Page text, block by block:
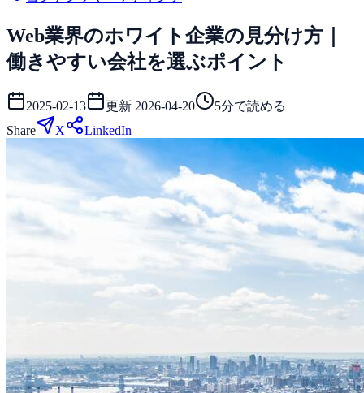
Web業界のホワイト企業の見分け方｜
働きやすい会社を選ぶポイント
2025-02-13 更新 2026-04-20 5分で読める
Share
X LinkedIn